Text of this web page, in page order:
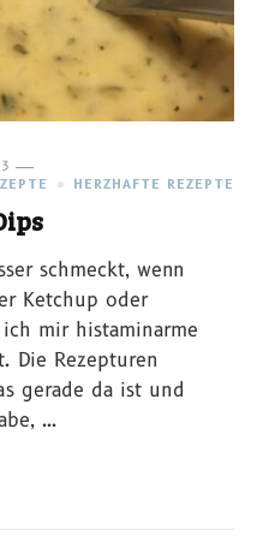
HERZHAFTE REZEPTE
schmeckt, wenn
Ketchup oder
mir histaminarme
Die Rezepturen
gerade da ist und
…